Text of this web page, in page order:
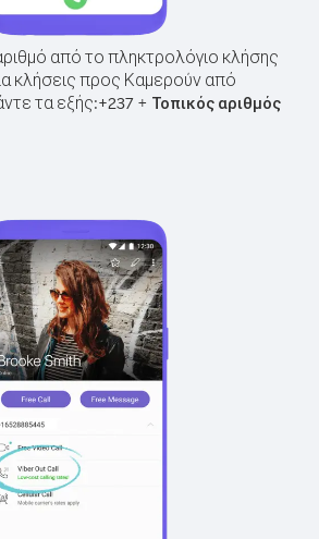
από το πληκτρολόγιο κλήσης
κλήσεις προς Καμερούν από
τα εξής:+237 + Τοπικός αριθμός